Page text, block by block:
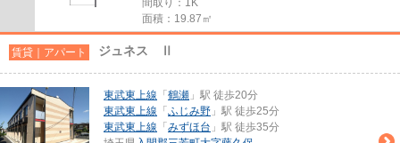
間取り：1K
面積：19.87㎡
賃貸｜アパート ジュネス Ⅱ
東武東上線 「 鶴瀬 」駅 徒歩20分
東武東上線 「 ふじみ野 」駅 徒歩25分
東武東上線 「 みずほ台 」駅 徒歩35分